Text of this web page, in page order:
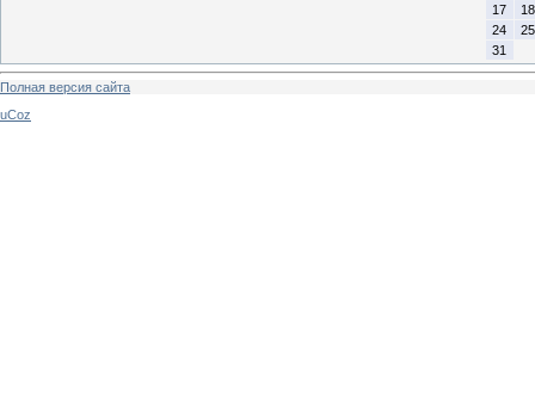
17
18
24
25
31
Полная версия сайта
uCoz